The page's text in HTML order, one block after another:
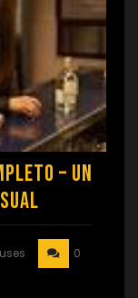
– Un
0